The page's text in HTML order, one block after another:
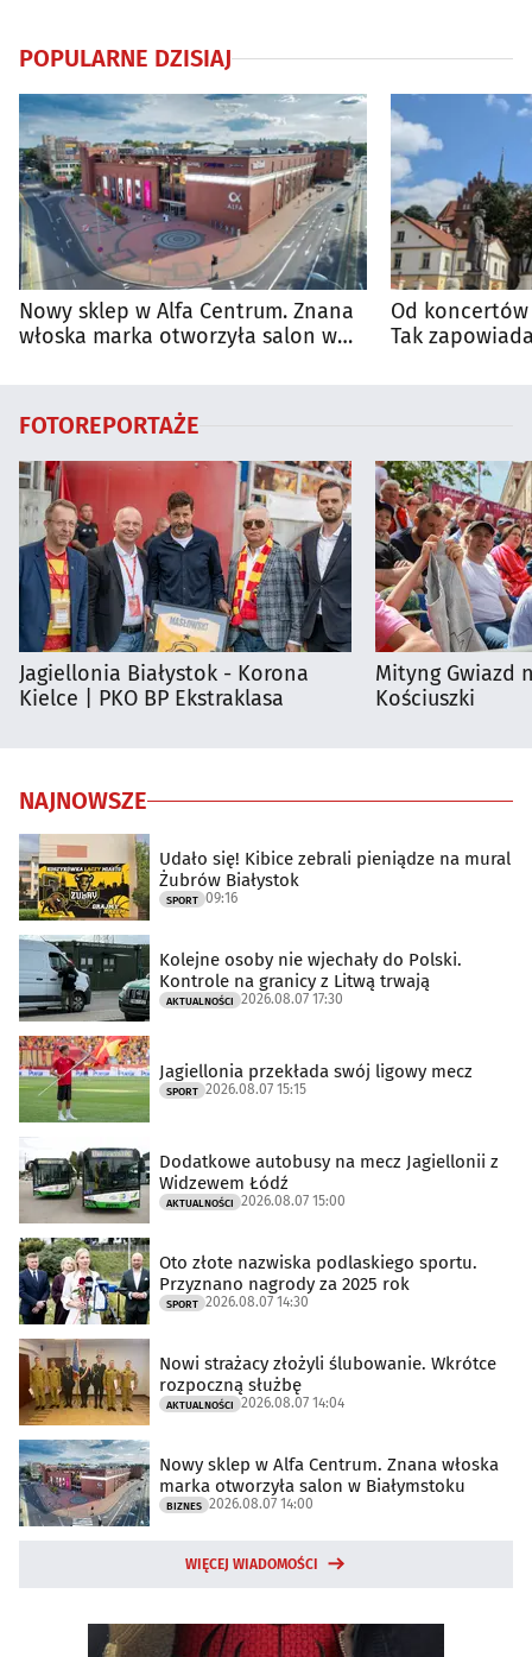
POPULARNE DZISIAJ
Nowy sklep w Alfa Centrum. Znana
włoska marka otworzyła salon w
Od
Tak
FOTOREPORTAŻE
Jagiellonia Białystok - Korona
Kielce | PKO BP Ekstraklasa
Mityng Gwiazd
Kościuszki
NAJNOWSZE
Udało się! Kibice zebrali pieniądze na mural
Żubrów Białystok
SPORT 09:16
Kolejne osoby nie wjechały do Polski.
Kontrole na granicy z Litwą trwają
AKTUALNOŚCI 2026.08.07 17:30
Jagiellonia przekłada swój ligowy mecz
SPORT 2026.08.07 15:15
Dodatkowe autobusy na mecz Jagiellonii z
Widzewem Łódź
AKTUALNOŚCI 2026.08.07 15:00
Oto złote nazwiska podlaskiego sportu.
Przyznano nagrody za 2025 rok
SPORT 2026.08.07 14:30
Nowi strażacy złożyli ślubowanie. Wkrótce
rozpoczną służbę
AKTUALNOŚCI 2026.08.07 14:04
Nowy sklep w Alfa Centrum. Znana włoska
marka otworzyła salon w Białymstoku
BIZNES 2026.08.07 14:00
WIĘCEJ WIADOMOŚCI